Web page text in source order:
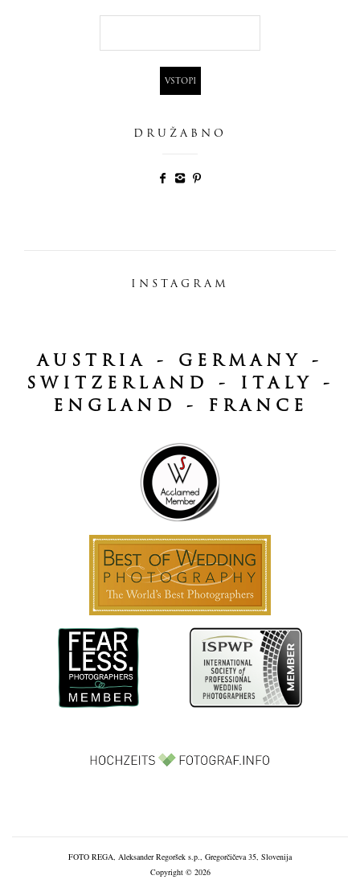
DRUŽABNO
INSTAGRAM
AUSTRIA - GERMANY -
SWITZERLAND - ITALY -
ENGLAND - FRANCE
FOTO REGA, Aleksander Regoršek s.p., Gregorčičeva 35, Slovenija
Copyright © 2026